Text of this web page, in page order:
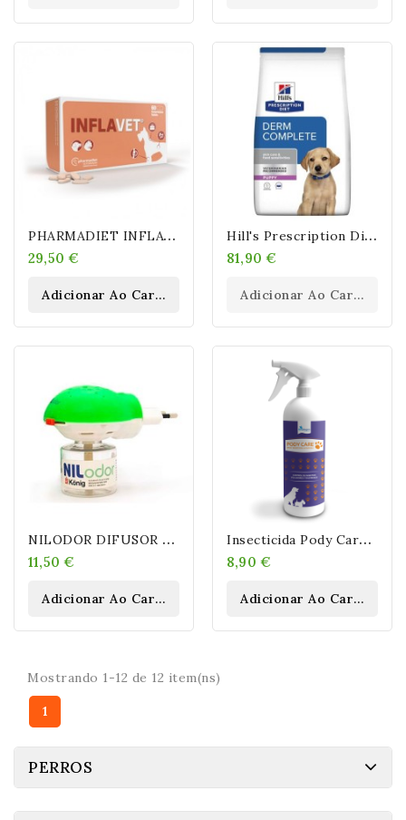
P
HARMADIET INFLAVET ANTIINFLAMATORIO PARA PERROS Y GATOS
29,50 €
Adicionar Ao Carrinho
H
Ill's Prescription Diet Derm Complete Puppy 12 Kg
81,90 €
Adicionar Ao Carrinho
N
ILODOR DIFUSOR + Recambio 40 ML
11,50 €
Adicionar Ao Carrinho
I
Nsecticida Pody Care Spray Antiparasitario 1 Litro
8,90 €
Adicionar Ao Carrinho
Mostrando 1-12 de 12 item(ns)
1
PERROS